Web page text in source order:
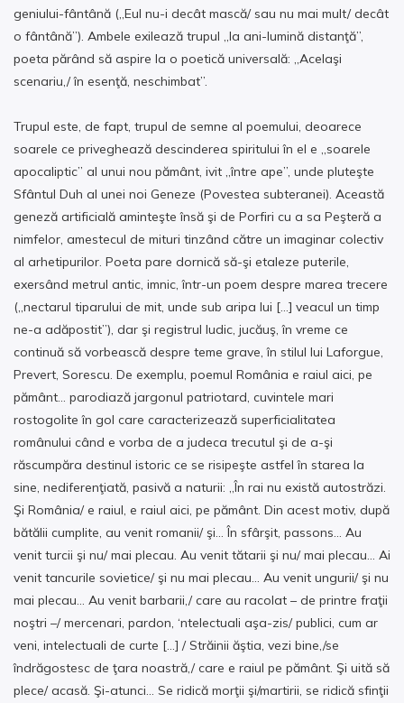
geniului-fântână („Eul nu-i decât mască/ sau nu mai mult/ decât
o fântână”). Ambele exilează trupul „la ani-lumină distanţă”,
poeta părând să aspire la o poetică universală: „Acelaşi
scenariu,/ în esenţă, neschimbat”.
Trupul este, de fapt, trupul de semne al poemului, deoarece
soarele ce priveghează descinderea spiritului în el e „soarele
apocaliptic” al unui nou pământ, ivit „între ape”, unde pluteşte
Sfântul Duh al unei noi Geneze (Povestea subteranei). Această
geneză artificială aminteşte însă şi de Porfiri cu a sa Peşteră a
nimfelor, amestecul de mituri tinzând către un imaginar colectiv
al arhetipurilor. Poeta pare dornică să-şi etaleze puterile,
exersând metrul antic, imnic, într-un poem despre marea trecere
(„nectarul tiparului de mit, unde sub aripa lui […] veacul un timp
ne-a adăpostit”), dar şi registrul ludic, jucăuş, în vreme ce
continuă să vorbească despre teme grave, în stilul lui Laforgue,
Prevert, Sorescu. De exemplu, poemul România e raiul aici, pe
pământ… parodiază jargonul patriotard, cuvintele mari
rostogolite în gol care caracterizează superficialitatea
românului când e vorba de a judeca trecutul şi de a-şi
răscumpăra destinul istoric ce se risipeşte astfel în starea la
sine, nediferenţiată, pasivă a naturii: „În rai nu există autostrăzi.
Şi România/ e raiul, e raiul aici, pe pământ. Din acest motiv, după
bătălii cumplite, au venit romanii/ şi… În sfârşit, passons… Au
venit turcii şi nu/ mai plecau. Au venit tătarii şi nu/ mai plecau… Ai
venit tancurile sovietice/ şi nu mai plecau… Au venit ungurii/ şi nu
mai plecau… Au venit barbarii,/ care au racolat – de printre fraţii
noştri –/ mercenari, pardon, ‘ntelectuali aşa-zis/ publici, cum ar
veni, intelectuali de curte […] / Străinii ăştia, vezi bine,/se
îndrăgostesc de ţara noastră,/ care e raiul pe pământ. Şi uită să
plece/ acasă. Şi-atunci… Se ridică morţii şi/martirii, se ridică sfinţii